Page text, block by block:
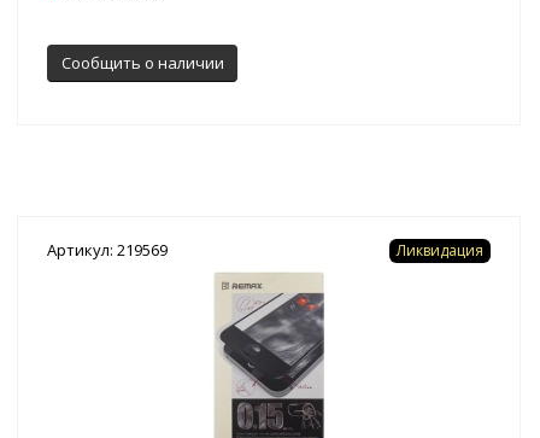
Сообщить о наличии
Артикул: 219569 Ликвидация